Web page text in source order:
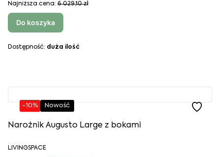
Najniższa cena: 6 029,10 zł
Do koszyka
Dostępność: duża ilość
-10% Nowość
Narożnik Augusto Large z bokami
LIVINGSPACE